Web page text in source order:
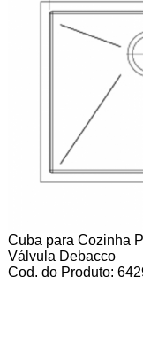
Cuba para Cozinha
Válvula Debacco
Cod. do Produto: